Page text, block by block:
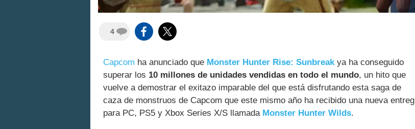
4
Capcom ha anunciado que Monster Hunter Rise: Sunbreakya ha conseguido
superar los 10 millones de unidades vendidas en todo el mundo, un hito que
vuelve a demostrar el exitazo imparable del que está disfrutando esta saga de
caza de monstruos de Capcom que este mismo año ha recibido una nueva entreg
para PC, PS5 y Xbox Series X/S llamada Monster Hunter Wilds.